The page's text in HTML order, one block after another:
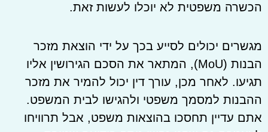
הכשרה משפטית לא יוכלו לעשות זאת.
מגשרים יכולים לסייע בכך על ידי הוצאת מזכר
הבנות (MoU), המתאר את הסכם הגירושין אליו
תגיעו. לאחר מכן, עורך דין יכול להמיר את מזכר
ההבנות למסמך משפטי ולהגישו לבית המשפט.
אתם עדיין תחסכו בהוצאות משפט, אבל תרוויחו